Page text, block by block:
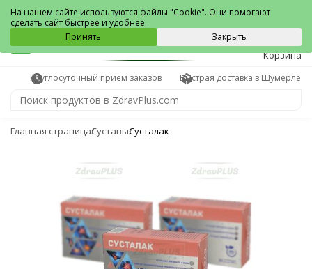
Шумерля
0
Корзина
Круглосуточный прием заказов Быстрая доставка в Шумерле
Главная страницаСуставыСусталак
На нашем сайте используются файлы "Cookie". Они помогают
сделать сайт быстрее и удобнее.
Принять
Закрыть